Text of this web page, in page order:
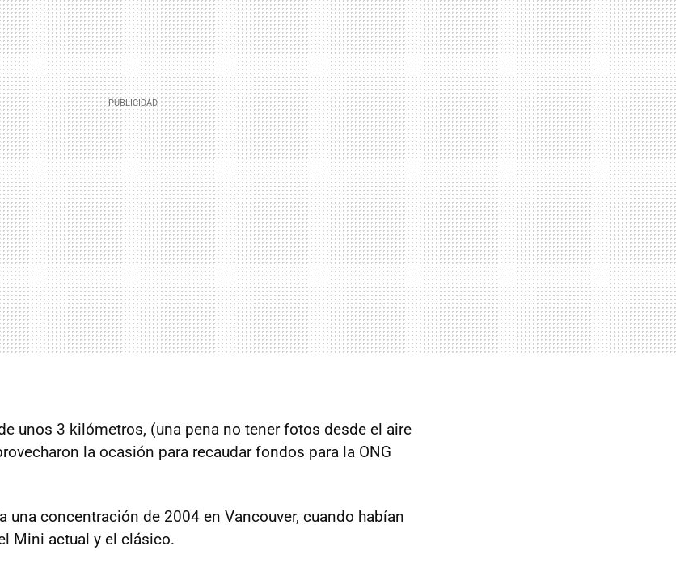
unos 3 kilómetros, (una pena no tener fotos desde el aire
la ocasión para recaudar fondos para la ONG
una concentración de 2004 en Vancouver, cuando habían
Mini actual y el clásico.